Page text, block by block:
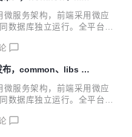
更新日志 v2.0.7 (2023-09
功能配置菜单代码 【基础
关联查询的列不随功能...
服务架构，前端采用微应
数据库独立运行。全平台采
扩充。JECloud 适合软件开
、PM 等企业级信息化系
更新日志 v2.0.6 (2023-09
的渲染函数代码优化 【基
基础平台】：表单页面...
布，common、libs 子
服务架构，前端采用微应
数据库独立运行。全平台采
扩充。JECloud 适合软件开